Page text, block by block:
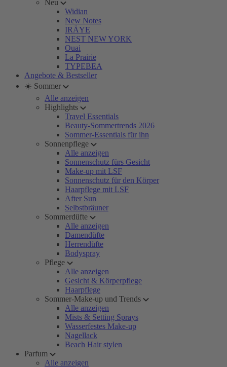
Neu
Widian
New Notes
IRÄYE
NEST NEW YORK
Ouai
La Prairie
TYPEBEA
Angebote & Bestseller
☀️ Sommer
Alle anzeigen
Highlights
Travel Essentials
Beauty-Sommertrends 2026
Sommer-Essentials für ihn
Sonnenpflege
Alle anzeigen
Sonnenschutz fürs Gesicht
Make-up mit LSF
Sonnenschutz für den Körper
Haarpflege mit LSF
After Sun
Selbstbräuner
Sommerdüfte
Alle anzeigen
Damendüfte
Herrendüfte
Bodyspray
Pflege
Alle anzeigen
Gesicht & Körperpflege
Haarpflege
Sommer-Make-up und Trends
Alle anzeigen
Mists & Setting Sprays
Wasserfestes Make-up
Nagellack
Beach Hair stylen
Parfum
Alle anzeigen